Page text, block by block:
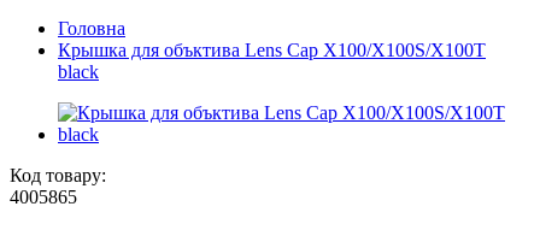
Головна
Крышка для объктива Lens Cap X100/X100S/X100T
black
Код товару:
4005865